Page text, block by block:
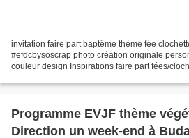
invitation faire part baptême thème fée
#efdcbysoscrap photo création originale
couleur design Inspirations faire part fées/clochette : https://so-scrap.over-
Programme EVJF thème
Direction un week-end à